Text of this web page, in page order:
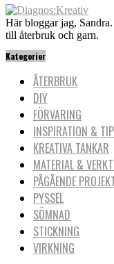
Här bloggar jag,
till återbruk och garn.
Kategorier
ÅTERBRUK
DIY
FÖRVARING
INSPIRATION &
KREATIVA TANKAR
MATERIAL &
PÅGÅENDE
PYSSEL
SÖMNAD
STICKNING
VIRKNING